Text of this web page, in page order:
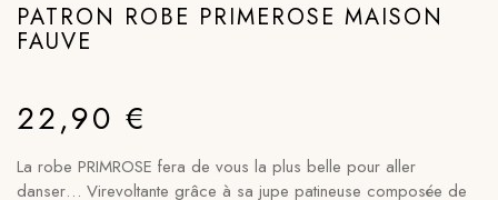
PATRON ROBE PRIMEROSE MAISON
FAUVE
22,90 €
La robe PRIMROSE fera de vous la plus belle pour aller
danser… Virevoltante grâce à sa jupe patineuse composée de